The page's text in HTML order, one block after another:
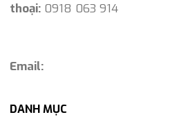
thoại: 0918 063 914
Email:
DANH MỤC